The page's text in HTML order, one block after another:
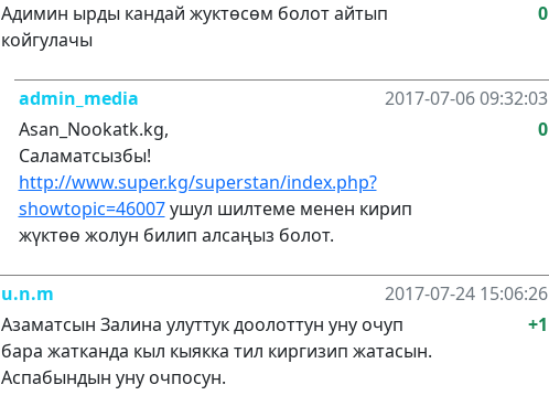
Адимин ырды кандай жуктөсөм болот айтып
койгулачы
0
admin_media
2017-07-06 09:32:03
Asan_Nookatk.kg,
Саламатсызбы!
http://www.super.kg/superstan/index.php?
showtopic=46007ушул шилтеме менен кирип
жүктөө жолун билип алсаңыз болот.
0
u.n.m
2017-07-24 15:06:26
Азаматсын Залина улуттук доолоттун уну очуп
бара жатканда кыл кыякка тил киргизип жатасын.
Аспабындын уну очпосун.
+1